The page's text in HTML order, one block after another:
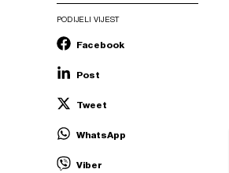
PODIJELI VIJEST
Facebook
Post
Tweet
WhatsApp
Viber